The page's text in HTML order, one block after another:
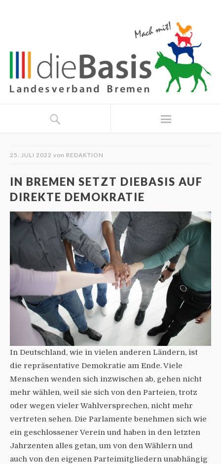
25. JULI 2022 von REDAKTION
IN BREMEN SETZT DIEBASIS AUF
DIREKTE DEMOKRATIE
In Deutschland, wie in vielen anderen Ländern, ist
die repräsentative Demokratie am Ende. Viele
Menschen wenden sich inzwischen ab, gehen nicht
mehr wählen, weil sie sich von den Parteien, trotz
oder wegen vieler Wahlversprechen, nicht mehr
vertreten sehen. Die Parlamente benehmen sich wie
ein geschlossener Verein und haben in den letzten
Jahrzenten alles getan, um von den Wählern und
auch von den eigenen Parteimitgliedern unabhängig